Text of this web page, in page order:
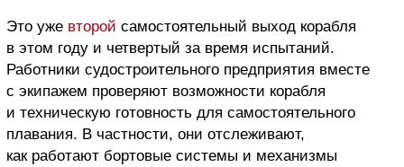
Это уже второй самостоятельный выход корабля
в этом году и четвертый за время испытаний.
Работники судостроительного предприятия вместе
с экипажем проверяют возможности корабля
и техническую готовность для самостоятельного
плавания. В частности, они отслеживают,
как работают бортовые системы и механизмы